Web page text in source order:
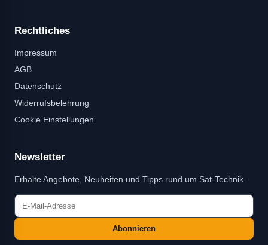
Rechtliches
Impressum
AGB
Datenschutz
Widerrufsbelehrung
Cookie Einstellungen
Newsletter
Erhalte Angebote, Neuheiten und Tipps rund um Sat-Technik.
Abonnieren